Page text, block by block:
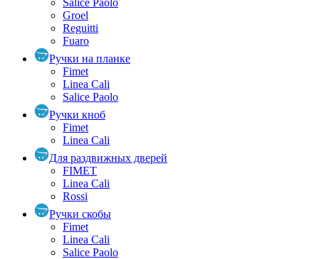
Groel
Reguitti
Fuaro
Ручки на планке
Fimet
Linea Cali
Salice Paolo
Ручки кноб
Fimet
Linea Cali
Для раздвижных дверей
FIMET
Linea Cali
Rossi
Ручки скобы
Fimet
Linea Cali
Salice Paolo